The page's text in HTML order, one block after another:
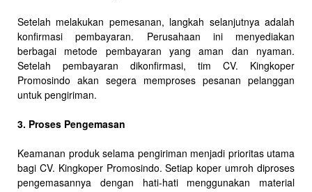
Setelah melakukan pemesanan, langkah selanjutnya adalah
konfirmasi pembayaran. Perusahaan ini menyediakan
berbagai metode pembayaran yang aman dan nyaman.
Setelah pembayaran dikonfirmasi, tim CV. Kingkoper
Promosindo akan segera memproses pesanan pelanggan
untuk pengiriman.
3. Proses Pengemasan
Keamanan produk selama pengiriman menjadi prioritas utama
bagi CV. Kingkoper Promosindo. Setiap koper umroh diproses
pengemasannya dengan hati-hati menggunakan material